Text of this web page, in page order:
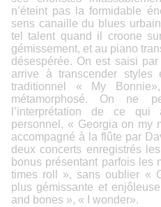
n’éteint pas la formidable
sens canaille du blues
tel talent quand il croone
gémissement, et au piano
désespérée. On est saisi
arrive à transcender
traditionnel « My
métamorphosé. On ne
l’interprétation de ce
personnel, « Georgia on my
accompagné à la flûte par
deux concerts enregistrés
bonus présentant parfois les
times roll », sans oublier «
plus gémissante et
and bones », « I wonder».